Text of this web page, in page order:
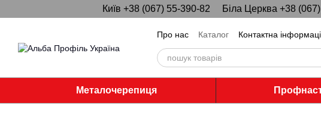
Перейти до основного контентуКиїв +38 (067) 55-390-82 Біла Церква +38
Про нас Каталог Контактна
Металочерепиця